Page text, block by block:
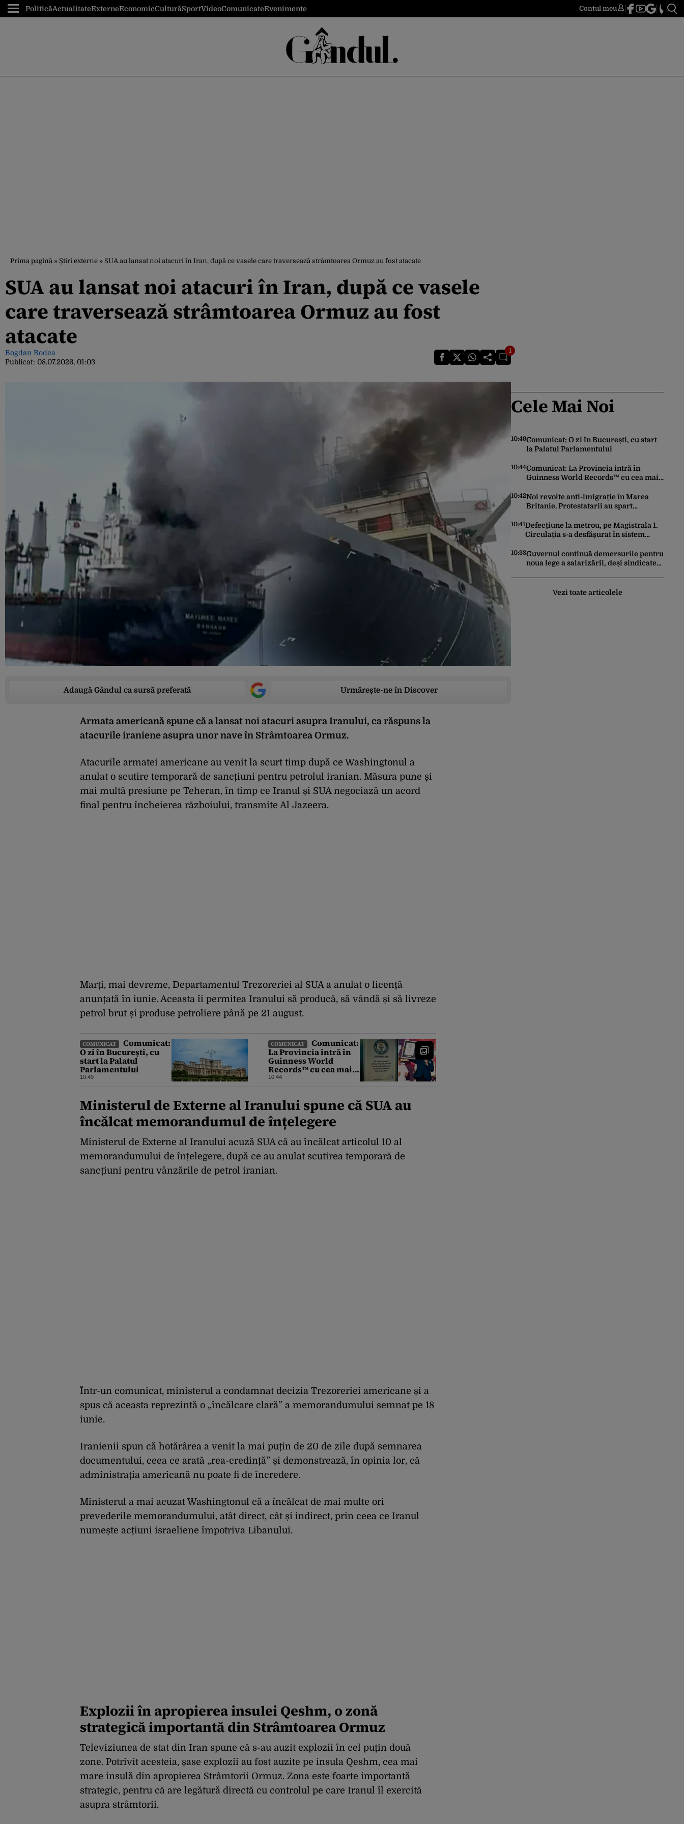
PoliticăActualitateExterneEconomicCulturăSportVideoComunicateEvenimente Contul meu
Prima pagină » Știri externe » SUA au lansat noi atacuri în Iran, după ce vasele care traversează strâmtoarea Ormuz au fost atacate
SUA au lansat noi atacuri în Iran, după ce vasele
care traversează strâmtoarea Ormuz au fost
atacate
Bogdan Bodea
Publicat: 08.07.2026, 01:03
1
Adaugă Gândul ca sursă preferată Urmărește-ne în Discover
Armata americană spune că a lansat noi atacuri asupra Iranului, ca răspuns la
atacurile iraniene asupra unor nave în Strâmtoarea Ormuz.
Atacurile armatei americane au venit la scurt timp după ce Washingtonul a
anulat o scutire temporară de sancțiuni pentru petrolul iranian. Măsura pune și
mai multă presiune pe Teheran, în timp ce Iranul și SUA negociază un acord
final pentru încheierea războiului, transmite Al Jazeera.
Marți, mai devreme, Departamentul Trezoreriei al SUA a anulat o licență
anunțată în iunie. Aceasta îi permitea Iranului să producă, să vândă și să livreze
petrol brut și produse petroliere până pe 21 august.
COMUNICAT
Comunicat:
O zi în București, cu
start la Palatul
Parlamentului
10:49
COMUNICAT
Comunicat:
La Provincia intră în
Guinness World
Records™ cu cea mai
mare porție de
eveniment
10:44
Ministerul de Externe al Iranului spune că SUA au
încălcat memorandumul de înțelegere
Ministerul de Externe al Iranului acuză SUA că au încălcat articolul 10 al
memorandumului de înțelegere, după ce au anulat scutirea temporară de
sancțiuni pentru vânzările de petrol iranian.
Într-un comunicat, ministerul a condamnat decizia Trezoreriei americane și a
spus că aceasta reprezintă o „încălcare clară” a memorandumului semnat pe 18
iunie.
Iranienii spun că hotărârea a venit la mai puțin de 20 de zile după semnarea
documentului, ceea ce arată „rea-credință” și demonstrează, în opinia lor, că
administrația americană nu poate fi de încredere.
Ministerul a mai acuzat Washingtonul că a încălcat de mai multe ori
prevederile memorandumului, atât direct, cât și indirect, prin ceea ce Iranul
numește acțiuni israeliene împotriva Libanului.
Explozii în apropierea insulei Qeshm, o zonă
strategică importantă din Strâmtoarea Ormuz
Televiziunea de stat din Iran spune că s-au auzit explozii în cel puțin două
zone. Potrivit acesteia, șase explozii au fost auzite pe insula Qeshm, cea mai
mare insulă din apropierea Strâmtorii Ormuz. Zona este foarte importantă
strategic, pentru că are legătură directă cu controlul pe care Iranul îl exercită
asupra strâmtorii.
Cele Mai Noi
10:49Comunicat: O zi în București, cu start
la Palatul Parlamentului
10:44Comunicat: La Provincia intră în
Guinness World Records™ cu cea mai
la un eveniment
10:42Noi revolte anti-imigrație în Marea
Britanie. Protestatarii au spart
10:41Defecțiune la metrou, pe Magistrala 1.
Circulația s-a desfășurat în sistem
10:38Guvernul continuă demersurile pentru
noua lege a salarizării, deși sindicatele
Vezi toate articolele